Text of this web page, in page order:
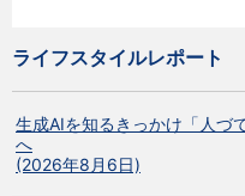
ライフスタイルレポート
生成AIを知るきっかけ「人づ
へ
(2026年8月6日)